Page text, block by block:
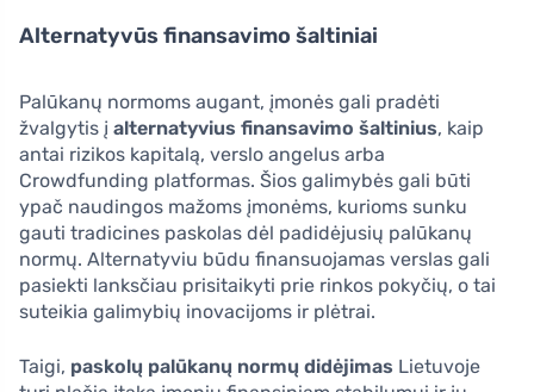
Alternatyvūs finansavimo šaltiniai
Palūkanų normoms augant, įmonės gali pradėti
žvalgytis į alternatyvius finansavimo šaltinius, kaip
antai rizikos kapitalą, verslo angelus arba
Crowdfunding platformas. Šios galimybės gali būti
ypač naudingos mažoms įmonėms, kurioms sunku
gauti tradicines paskolas dėl padidėjusių palūkanų
normų. Alternatyviu būdu finansuojamas verslas gali
pasiekti lanksčiau prisitaikyti prie rinkos pokyčių, o tai
suteikia galimybių inovacijoms ir plėtrai.
Taigi, paskolų palūkanų normų didėjimas Lietuvoje